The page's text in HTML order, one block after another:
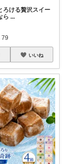
ろける贅沢スイー
ら ...
79
いいね